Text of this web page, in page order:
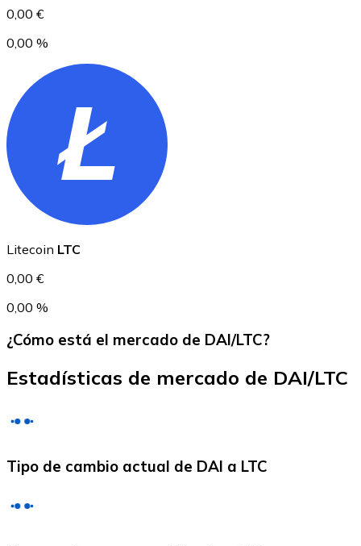
ETH
USD Coin
USDC
0,00 €
0,00 %
Litecoin LTC
0,00 €
0,00 %
¿Cómo está el mercado de DAI/LTC?
Estadísticas de mercado de DAI/LTC
Tipo de cambio actual de DAI a LTC